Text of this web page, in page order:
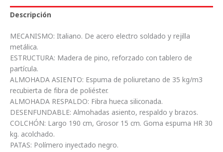
Descripción
MECANISMO: Italiano. De acero electro soldado y rejilla
metálica.
ESTRUCTURA: Madera de pino, reforzado con tablero de
partícula.
ALMOHADA ASIENTO: Espuma de poliuretano de 35 kg/m3
recubierta de fibra de poliéster.
ALMOHADA RESPALDO: Fibra hueca siliconada.
DESENFUNDABLE: Almohadas asiento, respaldo y brazos.
COLCHÓN: Largo 190 cm, Grosor 15 cm. Goma espuma HR 30
kg. acolchado.
PATAS: Polímero inyectado negro.